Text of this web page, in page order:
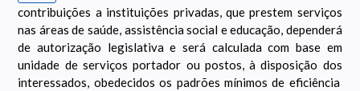
contribuições a instituições privadas, que prestem serviços
nas áreas de saúde, assistência social e educação, dependerá
de autorização legislativa e será calculada com base em
unidade de serviços portador ou postos, à disposição dos
interessados, obedecidos os padrões mínimos de eficiência